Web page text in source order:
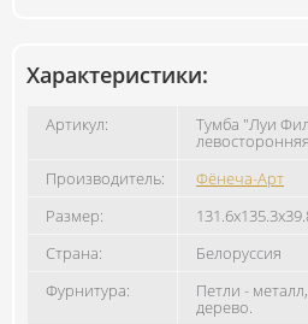
Характеристики:
Артикул: Тумба "Луи
левосторонняя
Производитель:
Фёнеча-Арт
Размер:
Страна:
Белоруссия
Фурнитура:
Петли -
дерево.